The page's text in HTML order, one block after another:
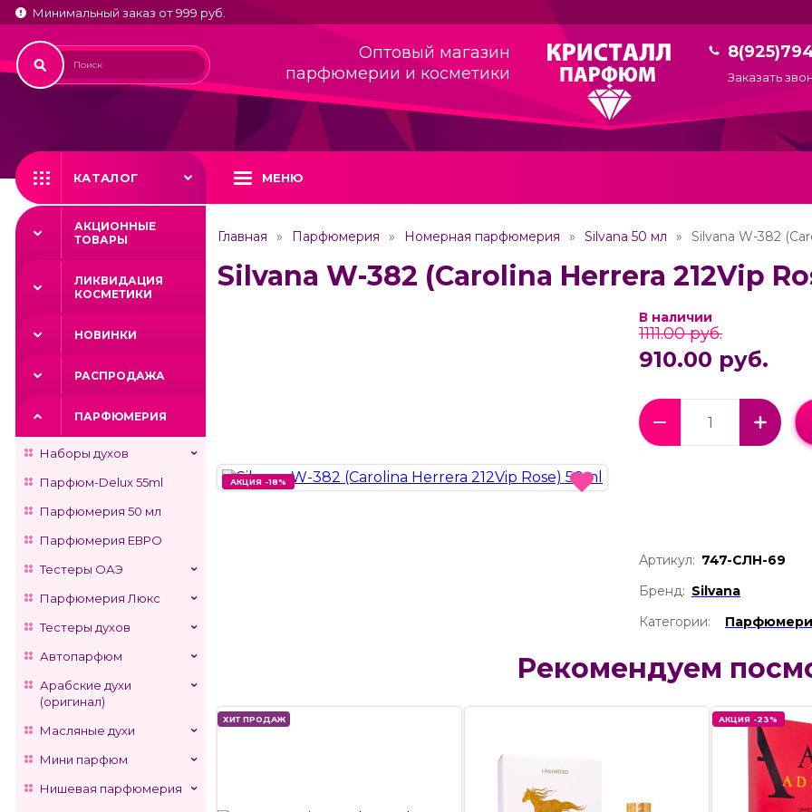
Минимальный заказ от 999 руб.
Оптовый магазин
парфюмерии и косметики
Заказать
КАТАЛОГ МЕНЮ
АКЦИОННЫЕ
ТОВАРЫ
ЛИКВИДАЦИЯ
КОСМЕТИКИ
НОВИНКИ
РАСПРОДАЖА
ПАРФЮМЕРИЯ
Наборы духов
Парфюм-Delux 55ml
Парфюмерия 50 мл
Парфюмерия ЕВРО
Тестеры ОАЭ
Парфюмерия Люкс
Тестеры духов
Автопарфюм
Арабские духи
(оригинал)
Масляные духи
Мини парфюм
Нишевая парфюмерия
Главная Парфюмерия Номерная парфюмерия Silvana 50 мл Silvana W-382
Silvana W-382 (Carolina Herrera 212Vip
АКЦИЯ -18%
АКЦИЯ -18%
В наличии
1111.00 руб.
910.00 руб.
Артикул: 747-СЛН-69
Бренд: Silvana
Категории:
Рекомендуем
ХИТ ПРОДАЖ АКЦИЯ -23%